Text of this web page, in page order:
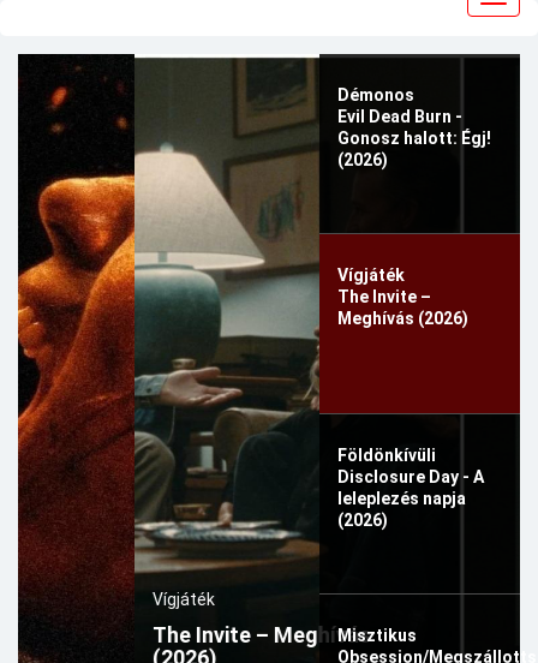
Démonos
Evil Dead Burn -
Gonosz halott: Égj!
(2026)
Vígjáték
The Invite –
Meghívás (2026)
Földönkívüli
Disclosure Day - A
leleplezés napja
(2026)
Misztikus
Obsession/
Vígjáték
The Invite – Meghívás
(2026)